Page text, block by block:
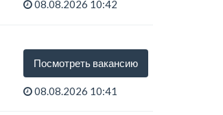
08.08.2026 10:42
Посмотреть вакансию
08.08.2026 10:41